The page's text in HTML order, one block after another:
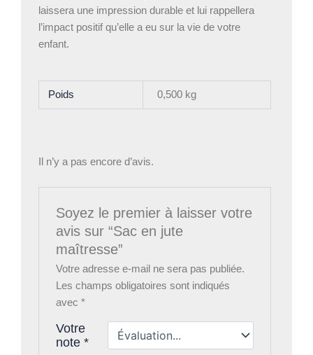
laissera une impression durable et lui rappellera
l’impact positif qu’elle a eu sur la vie de votre
enfant.
Poids 0,500 kg
Il n’y a pas encore d’avis.
Soyez le premier à laisser votre
avis sur “Sac en jute
maîtresse”
Votre adresse e-mail ne sera pas publiée.
Les champs obligatoires sont indiqués
avec*
Votre
note*